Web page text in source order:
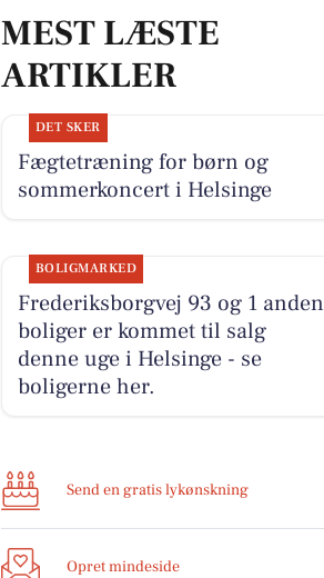
MEST LÆSTE
ARTIKLER
DET SKER
Fægtetræning for børn og
sommerkoncert i Helsinge
BOLIGMARKED
Frederiksborgvej 93 og 1 anden
boliger er kommet til salg
denne uge i Helsinge - se
boligerne her.
Send en gratis lykønskning
Opret mindeside